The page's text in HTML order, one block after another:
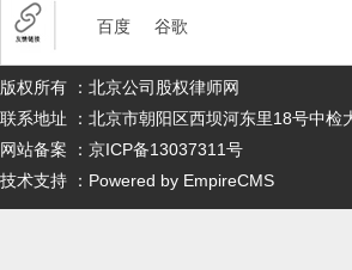
百度 谷歌
版权所有 ：北京公司股权律师网
联系地址 ：北京市朝阳区西坝河东里18号中检
网站备案 ：京ICP备13037311号
技术支持 ：Powered by EmpireCMS